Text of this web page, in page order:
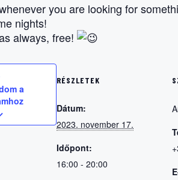
you are looking for
nights!
always, free!
a
RÉSZLETEK
Dátum:
2023. november 17.
Időpont:
16:00 - 20:00